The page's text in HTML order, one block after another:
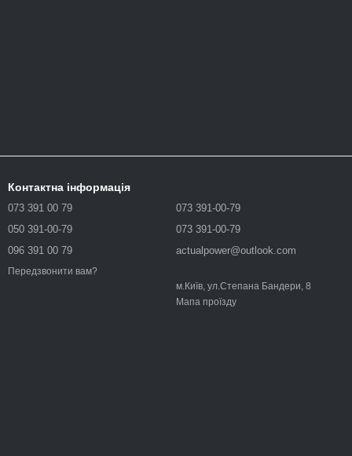
Контактна інформація
073 391 00 79
050 391-00-79
096 391 00 79
Передзвонити вам?
073 391-00-79
073 391-00-79
actualpower@outlook.com
м.Київ, ул.Степана Бандери, 8
Мапа проїзду